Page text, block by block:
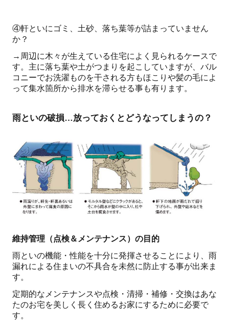
④軒といにゴミ、土砂、落ち葉等が詰まっていません
か？
→周辺に木々が生えている住宅によく見られるケースで
す。主に落ち葉や土がつまりを起こしていますが、バル
コニーでお洗濯ものを干される方もほこりや髪の毛によ
って集水箇所から排水を滞らせる事も有ります。
雨といの破損…放っておくとどうなってしまうの？
維持管理（点検＆メンテナンス）の目的
雨といの機能・性能を十分に発揮させることにより、雨
漏れによる住まいの不具合を未然に防止する事が出来ま
す。
定期的なメンテナンスや点検・清掃・補修・交換はあな
たのお宅を美しく長く住めるお家にするために必要で
す。